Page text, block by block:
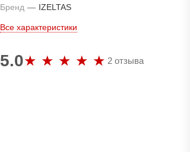
Бренд — IZELTAS
Все характеристики
5.0 2 отзыва